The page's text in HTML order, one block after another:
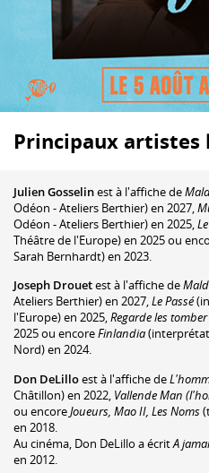
Principaux artistes
Julien Gosselinest à l'affiche de
Odéon - Ateliers Berthier) en 2027,
Odéon - Ateliers Berthier) en 2025,
Théâtre de l'Europe) en 2025 ou
Sarah Bernhardt) en 2023.
Joseph Drouetest à l'affiche de
Ateliers Berthier) en 2027,Le Passé
l'Europe) en 2025,Regarde les tomber
2025 ou encoreFinlandia
Nord) en 2024.
Don DeLilloest à l'affiche de
Châtillon) en 2022, Vallende Man
ou encoreJoueurs, Mao II, Les Noms
en 2018.
Au cinéma, Don DeLillo a écritA
en 2012.